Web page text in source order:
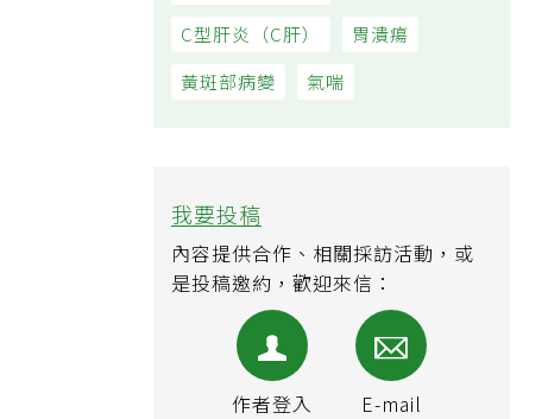
C型肝炎（C肝）
胃潰瘍
黃斑部病變
氣喘
我要投稿
內容提供合作、相關採訪活動，或
是投稿邀約，歡迎來信：
作者登入 E-mail